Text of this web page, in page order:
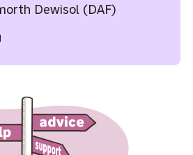
Dewisol (DAF)